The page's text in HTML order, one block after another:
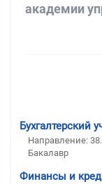
академии
Бухгалтерский
Направление:
Бакалавр
Финансы и